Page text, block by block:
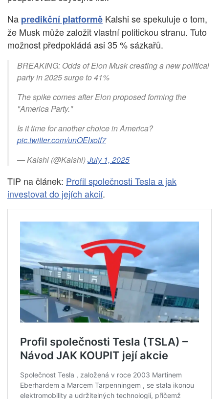
Na predikční platformě Kalshi se spekuluje o tom,
že Musk může založit vlastní politickou stranu. Tuto
možnost předpokládá asi 35 % sázkařů.
BREAKING: Odds of Elon Musk creating a new political
party in 2025 surge to 41%
The spike comes after Elon proposed forming the
"America Party."
Is it time for another choice in America?
pic.twitter.com/unOElxotf7
— Kalshi (@Kalshi)July 1, 2025
TIP na článek: Profil společnosti Tesla a jak
investovat do jejích akcií.